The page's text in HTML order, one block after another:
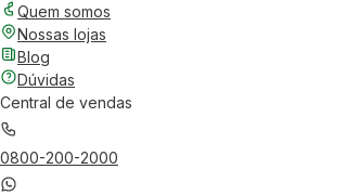
Quem somos
Nossas lojas
Blog
Dúvidas
Central de vendas
0800-200-2000